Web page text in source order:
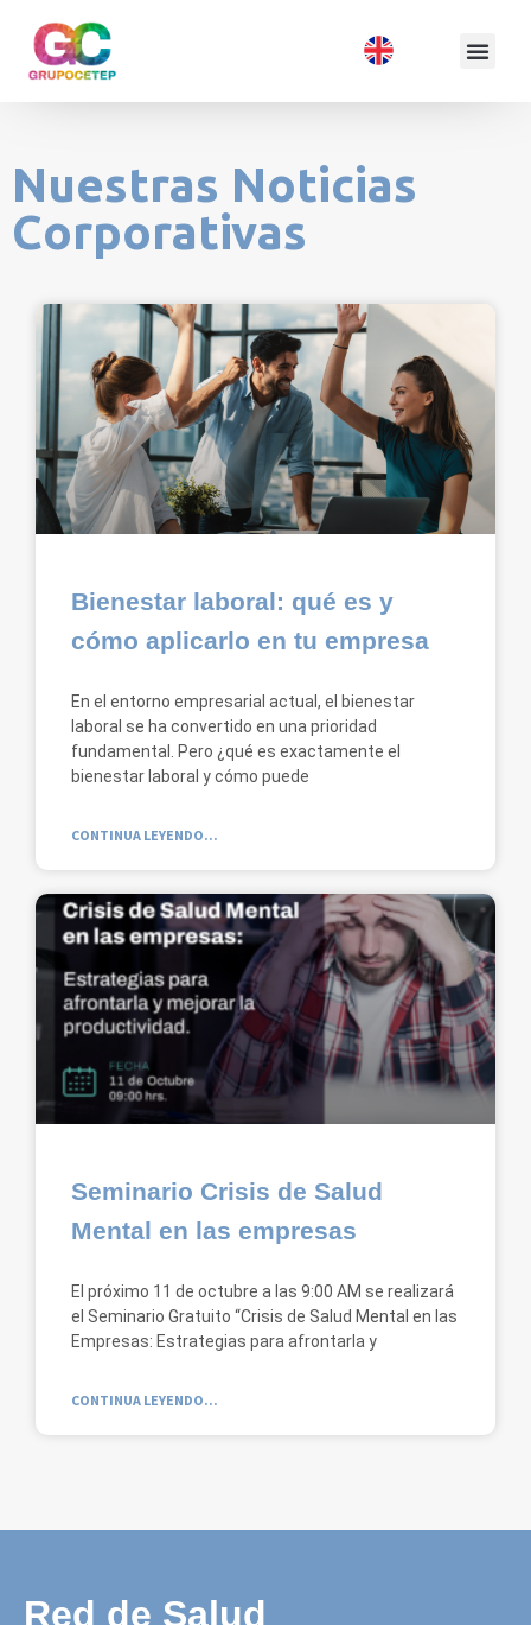
Nuestras Noticias
Corporativas
Bienestar laboral: qué es y
cómo aplicarlo en tu empresa
En el entorno empresarial actual, el bienestar
laboral se ha convertido en una prioridad
fundamental. Pero ¿qué es exactamente el
bienestar laboral y cómo puede
CONTINUA LEYENDO...
Seminario Crisis de Salud
Mental en las empresas
El próximo 11 de octubre a las 9:00 AM se realizará
el Seminario Gratuito “Crisis de Salud Mental en las
Empresas: Estrategias para afrontarla y
CONTINUA LEYENDO...
Red de Salud